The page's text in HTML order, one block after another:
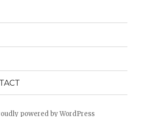
powered by WordPress